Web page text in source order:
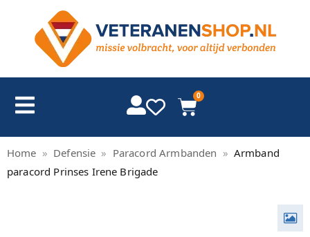
0
Home » Defensie » Paracord Armbanden » Armband
paracord Prinses Irene Brigade